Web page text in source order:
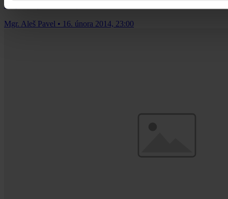
Lotyšsku (č. 11160/07)
Mgr. Aleš Pavel • 16. února 2014, 23:00